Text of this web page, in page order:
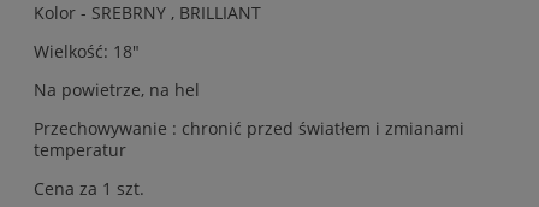
Kolor - SREBRNY , BRILLIANT
Wielkość: 18"
Na powietrze, na hel
Przechowywanie : chronić przed światłem i zmianami
temperatur
Cena za 1 szt.